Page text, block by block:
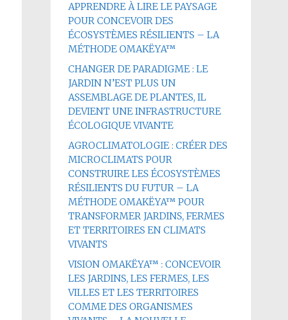
APPRENDRE À LIRE LE PAYSAGE
POUR CONCEVOIR DES
ÉCOSYSTÈMES RÉSILIENTS – LA
MÉTHODE OMAKËYA™
CHANGER DE PARADIGME : LE
JARDIN N’EST PLUS UN
ASSEMBLAGE DE PLANTES, IL
DEVIENT UNE INFRASTRUCTURE
ÉCOLOGIQUE VIVANTE
AGROCLIMATOLOGIE : CRÉER DES
MICROCLIMATS POUR
CONSTRUIRE LES ÉCOSYSTÈMES
RÉSILIENTS DU FUTUR – LA
MÉTHODE OMAKËYA™ POUR
TRANSFORMER JARDINS, FERMES
ET TERRITOIRES EN CLIMATS
VIVANTS
VISION OMAKËYA™ : CONCEVOIR
LES JARDINS, LES FERMES, LES
VILLES ET LES TERRITOIRES
COMME DES ORGANISMES